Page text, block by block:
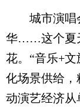
城市演唱会
华……这个夏
花。“音乐+
化场景供给
动演艺经济